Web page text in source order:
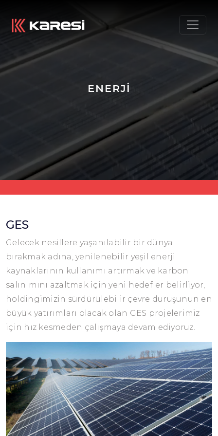
ENERJİ
GES
Gelecek nesillere yaşanılabilir bir dünya
bırakmak adına, yenilenebilir yeşil enerji
kaynaklarının kullanımı artırmak ve karbon
salınımını azaltmak için yeni hedefler belirliyor,
holdingimizin sürdürülebilir çevre duruşunun en
büyük yatırımları olacak olan GES projelerimiz
için hız kesmeden çalışmaya devam ediyoruz.